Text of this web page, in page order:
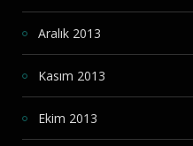
Aralık 2013
Kasım 2013
Ekim 2013